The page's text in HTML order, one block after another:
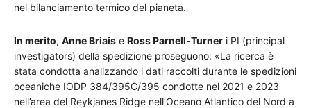
nel bilanciamento termico del pianeta.
In merito, Anne Briais e Ross Parnell-Turner i PI (principal
investigators) della spedizione proseguono: «La ricerca è
stata condotta analizzando i dati raccolti durante le spedizioni
oceaniche IODP 384/395C/395 condotte nel 2021 e 2023
nell’area del Reykjanes Ridge nell’Oceano Atlantico del Nord a